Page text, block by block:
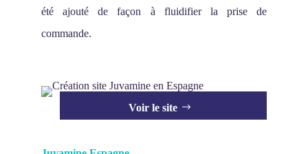
été ajouté de façon à fluidifier la prise de
commande.
Voir le site